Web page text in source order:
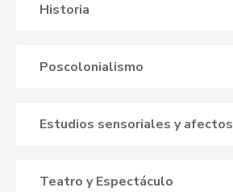
Historia
Poscolonialismo
Estudios sensoriales y afectos
Teatro y Espectáculo